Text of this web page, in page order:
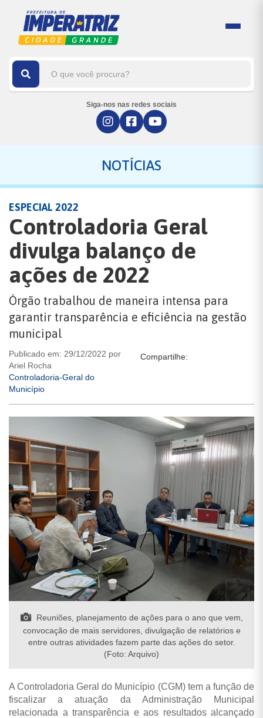
Siga-nos nas redes sociais
NOTÍCIAS
ESPECIAL 2022
Controladoria Geral
divulga balanço de
ações de 2022
Órgão trabalhou de maneira intensa para
garantir transparência e eficiência na gestão
municipal
Publicado em: 29/12/2022 por
Ariel Rocha
Controladoria-Geral do
Município
Compartilhe:
Reuniões, planejamento de ações para o ano que vem,
convocação de mais servidores, divulgação de relatórios e
entre outras atividades fazem parte das ações do setor.
(Foto: Arquivo)
A Controladoria Geral do Município (CGM) tem a função de
fiscalizar a atuação da Administração Municipal
relacionada a transparência e aos resultados alcançado